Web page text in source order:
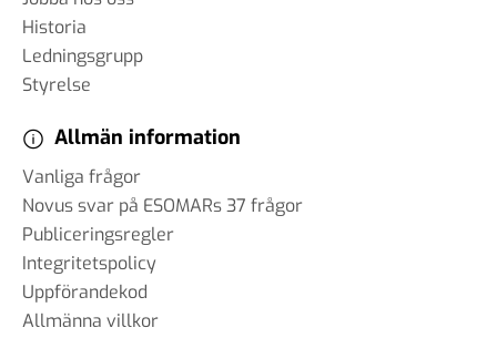
Historia
Ledningsgrupp
Styrelse
Allmän information
Vanliga frågor
Novus svar på ESOMARs 37 frågor
Publiceringsregler
Integritetspolicy
Uppförandekod
Allmänna villkor